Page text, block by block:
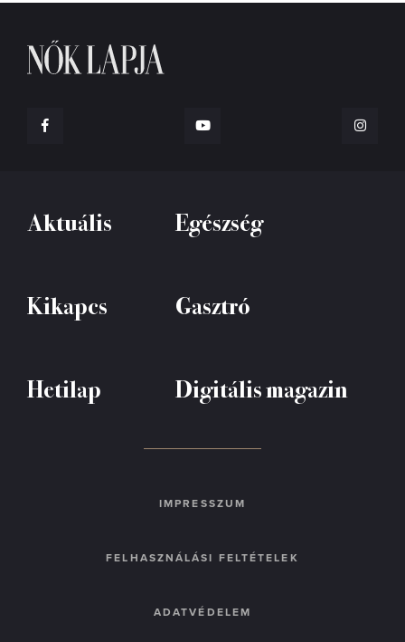
Aktuális Egészség
Kikapcs Gasztró
Hetilap Digitális magazin
IMPRESSZUM
FELHASZNÁLÁSI FELTÉTELEK
ADATVÉDELEM